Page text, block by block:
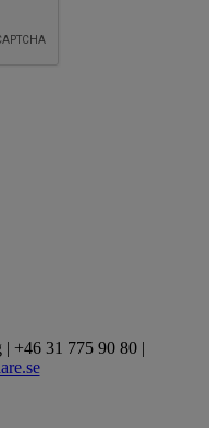
+46 31 775 90 80 |